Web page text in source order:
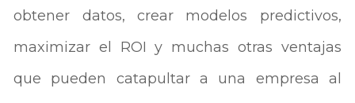
obtener datos, crear modelos predictivos,
maximizar el ROI y muchas otras ventajas
que pueden catapultar a una empresa al